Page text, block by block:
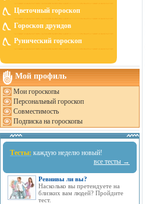
Цветочный гороскоп
Гороскоп друидов
Рунический гороскоп
Мой профиль
Мои гороскопы
Персональный гороскоп
Совместимость
Подписка на гороскопы
Тесты: каждую неделю новый!
все тесты →
Ревнивы ли вы?
Насколько вы претендуете на
близких вам людей? Пройдите
тест.